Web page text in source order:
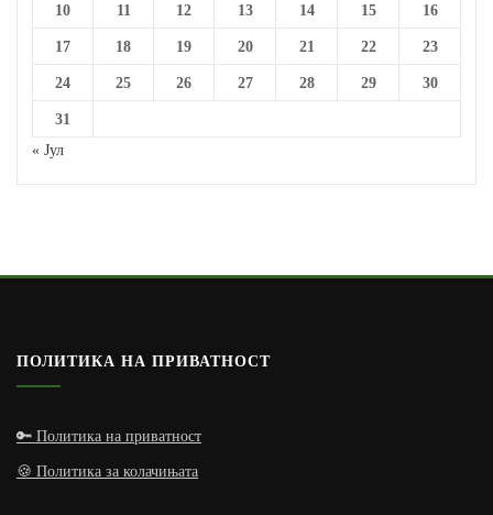
10 11 12 13 14 15 16
17 18 19 20 21 22 23
24 25 26 27 28 29 30
31
« Јул
ПОЛИТИКА НА ПРИВАТНОСТ
🔑 Политика на приватност
🍪 Политика за колачињата